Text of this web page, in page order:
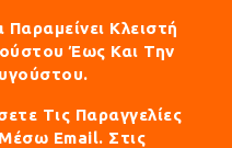
Κλειστή
Έως Και Την
Τις Παραγγελίες
Email. Στις